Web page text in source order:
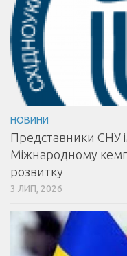
НОВИНИ
Представники СНУ
Міжнародному
розвитку
3 ЛИП, 2026